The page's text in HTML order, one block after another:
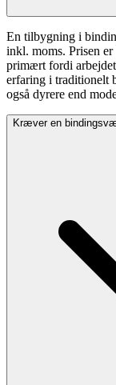
En tilbygning i
inkl. moms. Prisen
primært fordi
erfaring i traditionelt
også dyrere end
Kræver en